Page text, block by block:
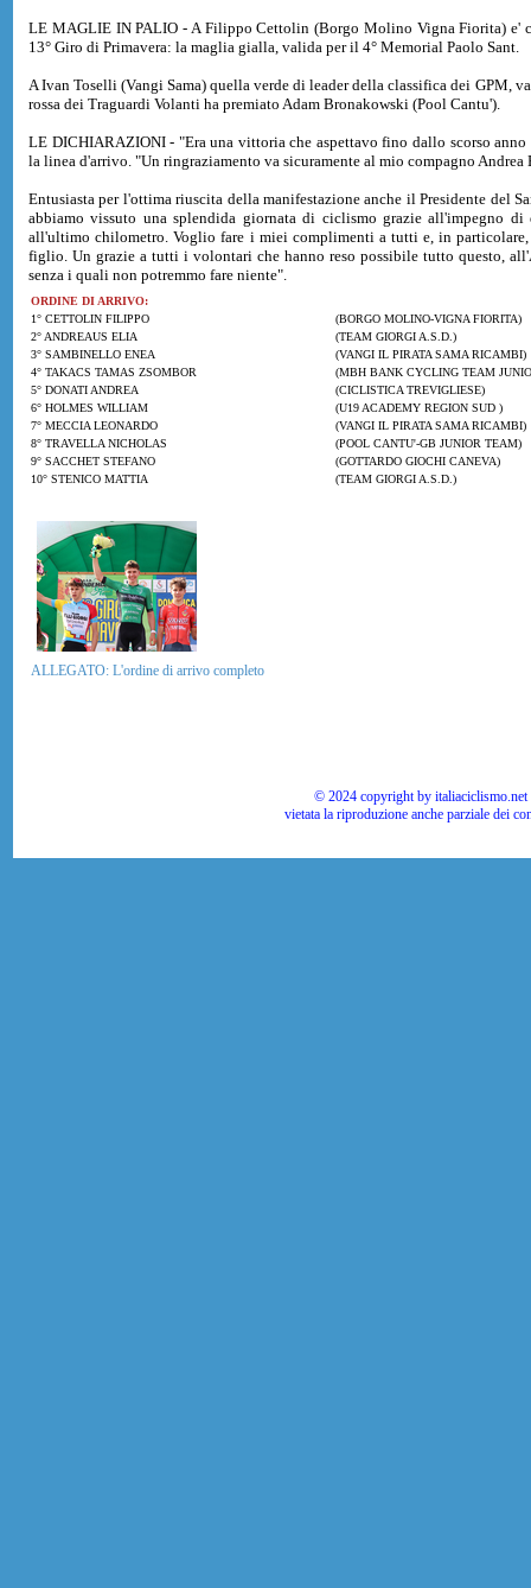
LE MAGLIE IN PALIO - A Filippo Cettolin (Borgo Molino Vigna Fiorita) e'
13° Giro di Primavera: la maglia gialla, valida per il 4° Memorial Paolo Sant.
A Ivan Toselli (Vangi Sama) quella verde di leader della classifica dei GPM,
rossa dei Traguardi Volanti ha premiato Adam Bronakowski (Pool Cantu').
LE DICHIARAZIONI - "Era una vittoria che aspettavo fino dallo scorso
la linea d'arrivo. "Un ringraziamento va sicuramente al mio compagno Andrea
Entusiasta per l'ottima riuscita della manifestazione anche il Presidente del
abbiamo vissuto una splendida giornata di ciclismo grazie all'impegno
all'ultimo chilometro. Voglio fare i miei complimenti a tutti e, in
figlio. Un grazie a tutti i volontari che hanno reso possibile tutto questo,
senza i quali non potremmo fare niente".
ORDINE DI ARRIVO:
1° CETTOLIN FILIPPO
(BORGO MOLINO-VIGNA FIORITA)
2° ANDREAUS ELIA
(TEAM GIORGI A.S.D.)
3° SAMBINELLO ENEA
(VANGI IL PIRATA SAMA RICAMBI)
4° TAKACS TAMAS ZSOMBOR
(MBH BANK CYCLING TEAM
5° DONATI ANDREA
(CICLISTICA TREVIGLIESE)
6° HOLMES WILLIAM
(U19 ACADEMY REGION SUD )
7° MECCIA LEONARDO
(VANGI IL PIRATA SAMA RICAMBI)
8° TRAVELLA NICHOLAS
(POOL CANTU'-GB JUNIOR TEAM)
9° SACCHET STEFANO
(GOTTARDO GIOCHI CANEVA)
10° STENICO MATTIA
(TEAM GIORGI A.S.D.)
ALLEGATO: L'ordine di arrivo completo
© 2024 copyright by
vietata la riproduzione anche parziale dei